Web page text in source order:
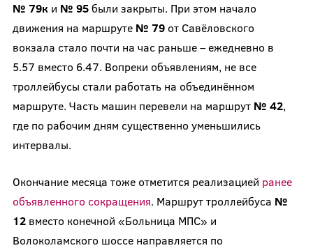
№ 79к и № 95были закрыты. При этом начало
движения на маршруте № 79от Савёловского
вокзала стало почти на час раньше – ежедневно в
5.57 вместо 6.47. Вопреки объявлениям, не все
троллейбусы стали работать на объединённом
маршруте. Часть машин перевели на маршрут № 42,
где по рабочим дням существенно уменьшились
интервалы.
Окончание месяца тоже отметится реализацией ранее
объявленного сокращения. Маршрут троллейбуса №
12вместо конечной «Больница МПС» и
Волоколамского шоссе направляется по